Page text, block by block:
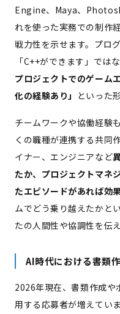
Engine、Maya、
れを使った実務での制作
戦力性を示せます。プロ
「C++ができます」ではな
プロジェクトでのゲーム
化の経験あり」 といった
チームワークや協働経験
くの職種が連携する共同
イナー、エンジニアなど
たか、プロジェクトマネ
たエピソードがあれば効
ムでどう乗り越えたかと
たの人間性や協調性を伝
AI時代における書類
2026年現在、書類作成や
用する応募者が増えてい